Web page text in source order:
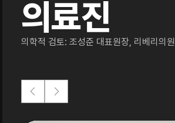
의료진
의학적 검토: 조성준 대표원장, 리베리의원